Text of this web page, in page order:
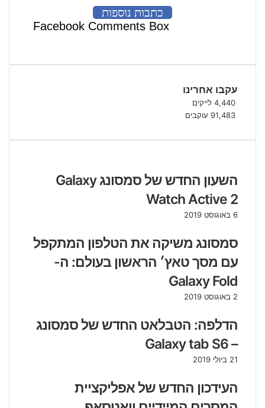
כתבות נוספות
Facebook Comments Box
עקבו אחרינו
4,440 לייקים
91,483 עוקבים
השעון החדש של סמסונג Galaxy
Watch Active 2
6 באוגוסט 2019
סמסונג משיקה את הטלפון המתקפל
עם מסך טאץ׳ הראשון בעולם: ה-
Galaxy Fold
2 באוגוסט 2019
הדלפה: הטבלאט החדש של סמסונג
– Galaxy tab S6
21 ביולי 2019
העידכון החדש של אפליקציית